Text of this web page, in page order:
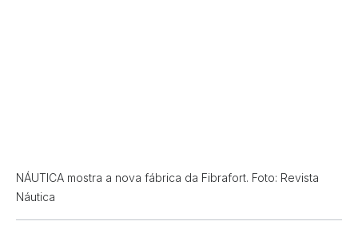
NÁUTICA mostra a nova fábrica da Fibrafort. Foto: Revista
Náutica